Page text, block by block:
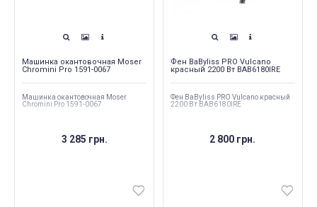
Машинка окантовочная Moser
Chromini Pro 1591-0067
Машинка окантовочная Moser
Chromini Pro 1591-0067
3 285 грн.
Фен BaByliss PRO Vulcano
красный 2200 Вт BAB6180IRE
Фен BaByliss PRO Vulcano красный
2200 Вт BAB6180IRE
2 800 грн.